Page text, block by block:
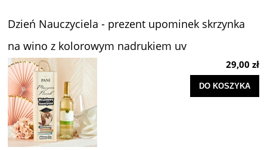
Dzień Nauczyciela - prezent upominek skrzynka
na wino z kolorowym nadrukiem uv
29,00 zł
DO KOSZYKA